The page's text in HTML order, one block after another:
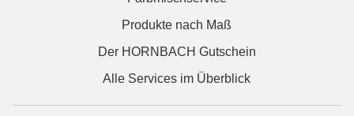
Produkte nach Maß
Der HORNBACH Gutschein
Alle Services im Überblick